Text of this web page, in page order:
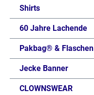
Shirts
60 Jahre Lachende
Pakbag® & Flaschen
Jecke Banner
CLOWNSWEAR